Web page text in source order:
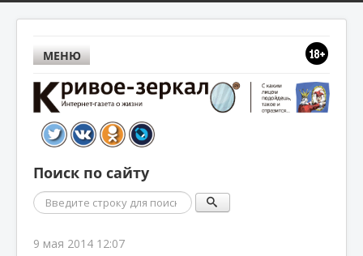
МЕНЮ
Поиск по сайту
Поиск
9 мая 2014 12:07